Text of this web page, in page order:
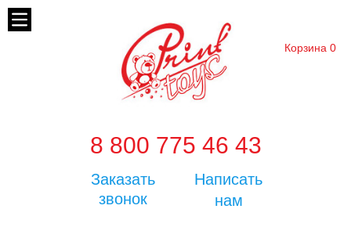
8 800 775 46 43
Заказать
звонок
Написать
нам
Корзина 0